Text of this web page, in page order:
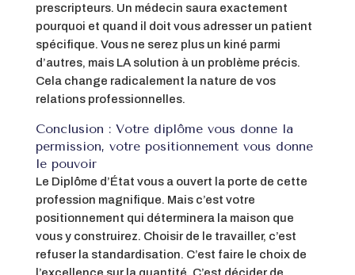
prescripteurs. Un médecin saura exactement
pourquoi et quand il doit vous adresser un patient
spécifique. Vous ne serez plus un kiné parmi
d’autres, mais LA solution à un problème précis.
Cela change radicalement la nature de vos
relations professionnelles.
Conclusion : Votre diplôme vous donne la
permission, votre positionnement vous donne
le pouvoir
Le Diplôme d’État vous a ouvert la porte de cette
profession magnifique. Mais c’est votre
positionnement qui déterminera la maison que
vous y construirez. Choisir de le travailler, c’est
refuser la standardisation. C’est faire le choix de